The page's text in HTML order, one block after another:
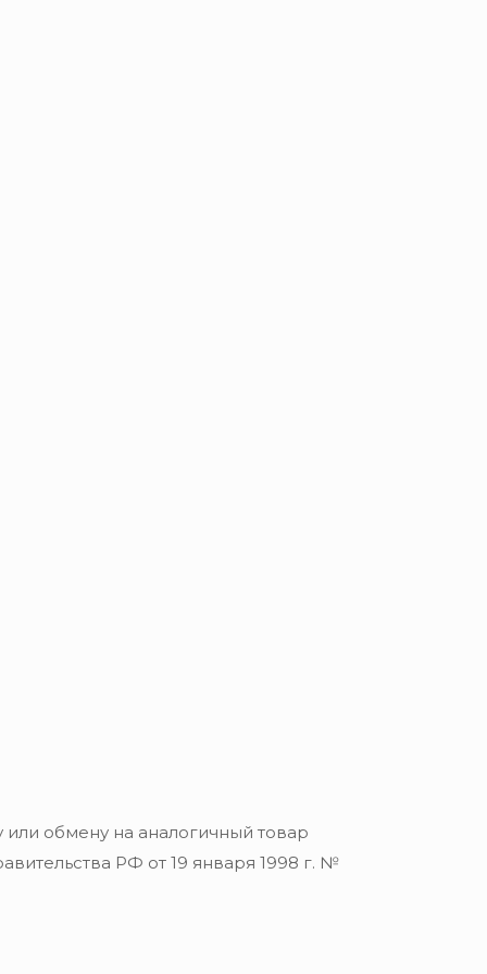
обмену на аналогичный товар
РФ от 19 января 1998 г. №